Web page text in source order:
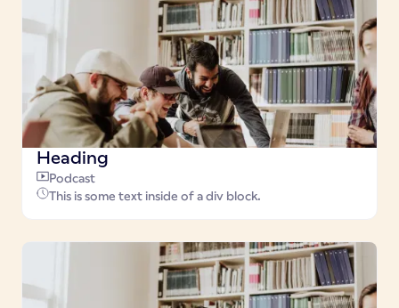
Heading
Podcast
This is some text inside of a div block.